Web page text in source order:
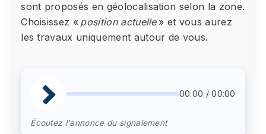
sont proposés en géolocalisation selon la zone.
Choisissez « position actuelle» et vous aurez
les travaux uniquement autour de vous.
00:00 / 00:00
Écoutez l'annonce du signalement